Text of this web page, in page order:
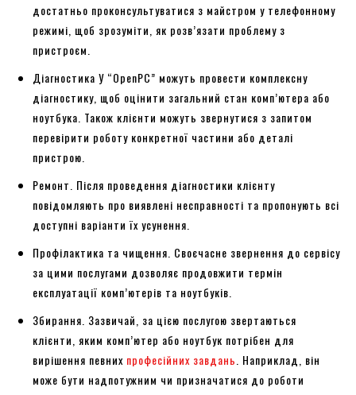
достатньо проконсультуватися з майстром у телефонному
режимі, щоб зрозуміти, як розв’язати проблему з
пристроєм.
Діагностика У “OpenPC” можуть провести комплексну
діагностику, щоб оцінити загальний стан комп’ютера або
ноутбука. Також клієнти можуть звернутися з запитом
перевірити роботу конкретної частини або деталі
пристрою.
Ремонт. Після проведення діагностики клієнту
повідомляють про виявлені несправності та пропонують всі
доступні варіанти їх усунення.
Профілактика та чищення. Своєчасне звернення до сервісу
за цими послугами дозволяє продовжити термін
експлуатації комп’ютерів та ноутбуків.
Збирання. Зазвичай, за цією послугою звертаються
клієнти, яким комп’ютер або ноутбук потрібен для
вирішення певних професійних завдань . Наприклад, він
може бути надпотужним чи призначатися до роботи